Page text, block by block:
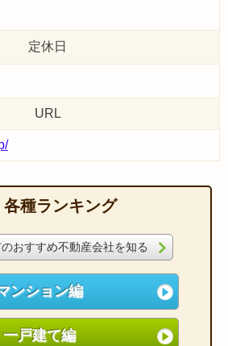
定休日
URL
各種ランキング
おすすめ不動産会社を知る
ンション編
一戸建て編